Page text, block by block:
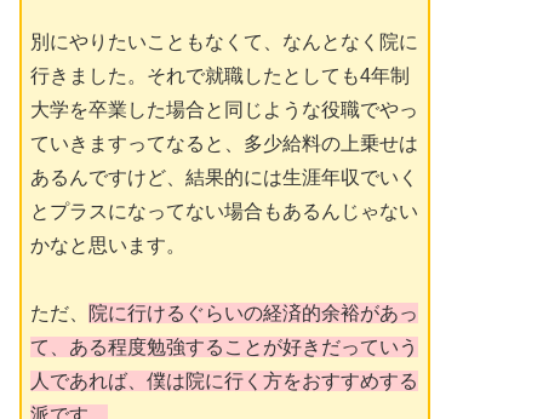
別にやりたいこともなくて、なんとなく院に
行きました。それで就職したとしても4年制
大学を卒業した場合と同じような役職でやっ
ていきますってなると、多少給料の上乗せは
あるんですけど、結果的には生涯年収でいく
とプラスになってない場合もあるんじゃない
かなと思います。
ただ、
院に行けるぐらいの経済的余裕があっ
て、ある程度勉強することが好きだっていう
人であれば、僕は院に行く方をおすすめする
派です。